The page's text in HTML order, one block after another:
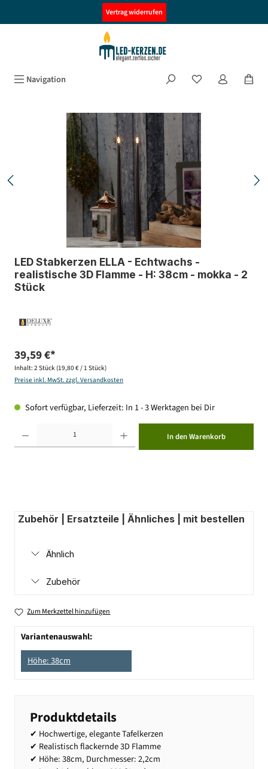
Vertrag widerrufen
Navigation
Bildergalerie überspringen
LED Stabkerzen ELLA - Echtwachs -
realistische 3D Flamme - H: 38cm - mokka - 2
Stück
39,59 €*
Inhalt: 2 Stück (19,80 € / 1 Stück)
Preise inkl. MwSt. zzgl. Versandkosten
Sofort verfügbar, Lieferzeit: In 1 - 3 Werktagen bei Dir
In den Warenkorb
Zubehör | Ersatzteile | Ähnliches | mit bestellen
Ähnlich
Zubehör
Zum Merkzettel hinzufügen
Variantenauswahl:
Höhe: 38cm
Produktdetails
✔ Hochwertige, elegante Tafelkerzen
✔ Realistisch flackernde 3D Flamme
✔ Höhe: 38cm, Durchmesser: 2,2cm